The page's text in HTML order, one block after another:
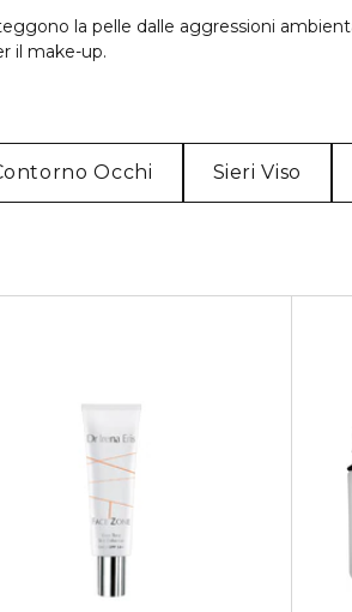
la pelle dalle aggressioni
il make-up.
Occhi Sieri Viso